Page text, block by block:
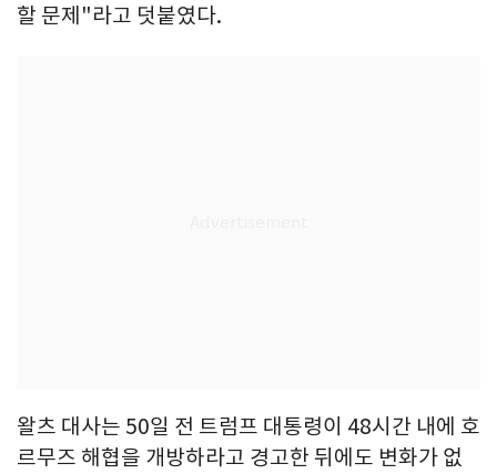
할 문제"라고 덧붙였다.
왈츠 대사는 50일 전 트럼프 대통령이 48시간 내에 호
르무즈 해협을 개방하라고 경고한 뒤에도 변화가 없